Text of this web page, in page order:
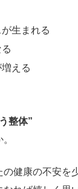
生まれる
える
整体”
の健康の不安を